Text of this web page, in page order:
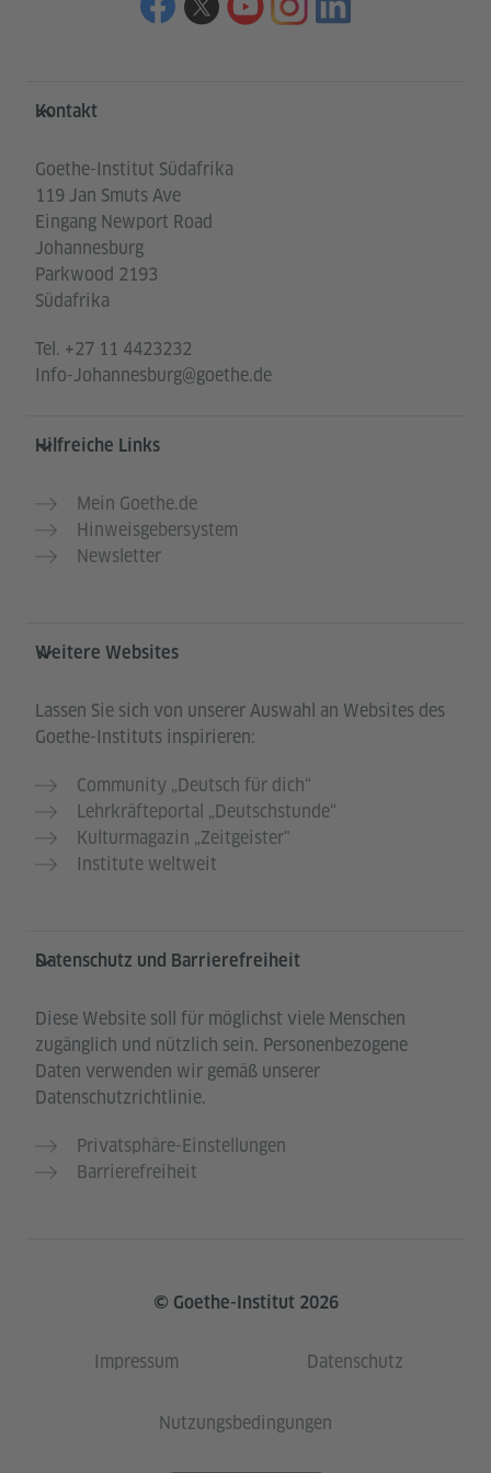
Service- und Informationsbereich
Kontakt
Goethe-Institut Südafrika
119 Jan Smuts Ave
Eingang Newport Road
Johannesburg
Parkwood 2193
Südafrika
Tel. +27 11 4423232
Info-Johannesburg@goethe.de
Hilfreiche Links
Mein Goethe.de
Hinweisgebersystem
Newsletter
Weitere Websites
Lassen Sie sich von unserer Auswahl an Websites des
Goethe-Instituts inspirieren:
Community „Deutsch für dich“
Lehrkräfteportal „Deutschstunde“
Kulturmagazin „Zeitgeister"
Institute weltweit
Datenschutz und Barrierefreiheit
Diese Website soll für möglichst viele Menschen
zugänglich und nützlich sein. Personenbezogene
Daten verwenden wir gemäß unserer
Datenschutzrichtlinie.
Privatsphäre-Einstellungen
Barrierefreiheit
© Goethe-Institut 2026
Impressum Datenschutz
Nutzungsbedingungen